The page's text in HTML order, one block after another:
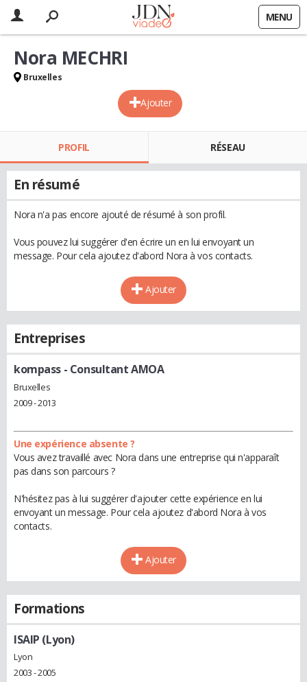
MENU
Ajouter
Nora MECHRI
Bruxelles
PROFIL RÉSEAU
En résumé
Nora n'a pas encore ajouté de résumé à son profil.
Vous pouvez lui suggérer d'en écrire un en lui envoyant un
message. Pour cela ajoutez d'abord Nora à vos contacts.
Ajouter
Entreprises
kompass - Consultant AMOA
Bruxelles
2009 - 2013
Une expérience absente ?
Vous avez travaillé avec Nora dans une entreprise qui n'apparaît
pas dans son parcours ?
N'hésitez pas à lui suggérer d'ajouter cette expérience en lui
envoyant un message. Pour cela ajoutez d'abord Nora à vos
contacts.
Ajouter
Formations
ISAIP (Lyon)
Lyon
2003 - 2005